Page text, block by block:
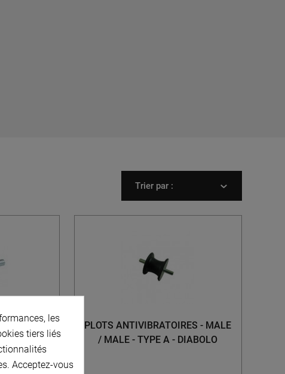
Trier par :
- MALE
PLOTS ANTIVIBRATOIRES - MALE
/ MALE - TYPE A - DIABOLO
les
tiers liés
Acceptez-vous